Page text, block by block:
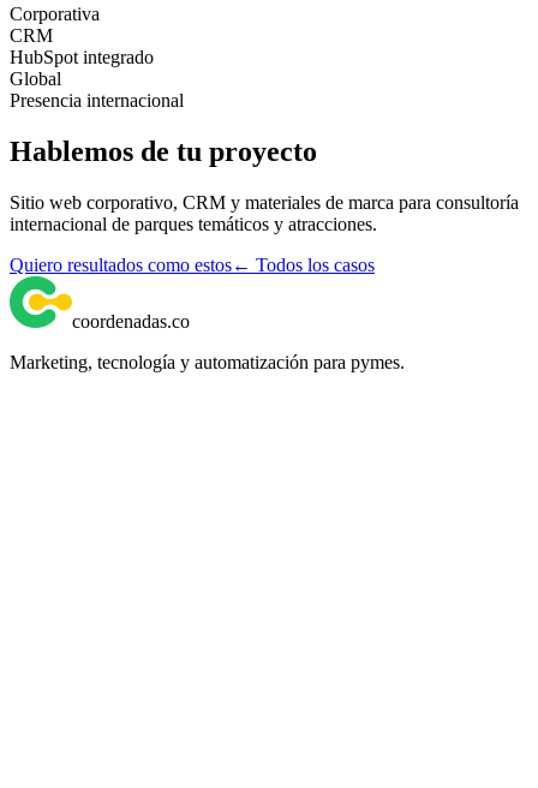
Corporativa
CRM
HubSpot integrado
Global
Presencia internacional
Hablemos de tu proyecto
Sitio web corporativo, CRM y materiales de marca para consultoría
internacional de parques temáticos y atracciones.
Quiero resultados como estos← Todos los casos
coordenadas.co
Marketing, tecnología y automatización para pymes.